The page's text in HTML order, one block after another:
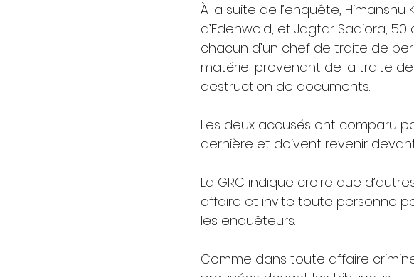
À la suite de l’enquête,
d’Edenwold, et Jagtar Sadiora,
chacun d’un chef de traite de
matériel provenant de la traite
destruction de documents.
Les deux accusés ont comparu
dernière et doivent revenir
La GRC indique croire que
affaire et invite toute personne
les enquêteurs.
Comme dans toute affaire